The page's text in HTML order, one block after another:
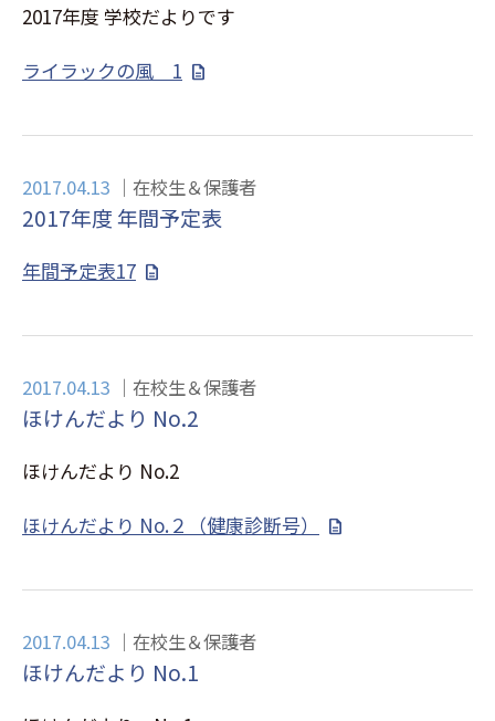
2017年度 学校だよりです
ライラックの風 1
2017.04.13 在校生＆保護者
2017年度 年間予定表
年間予定表17
2017.04.13 在校生＆保護者
ほけんだより No.2
ほけんだより No.2
ほけんだより No.２（健康診断号）
2017.04.13 在校生＆保護者
ほけんだより No.1